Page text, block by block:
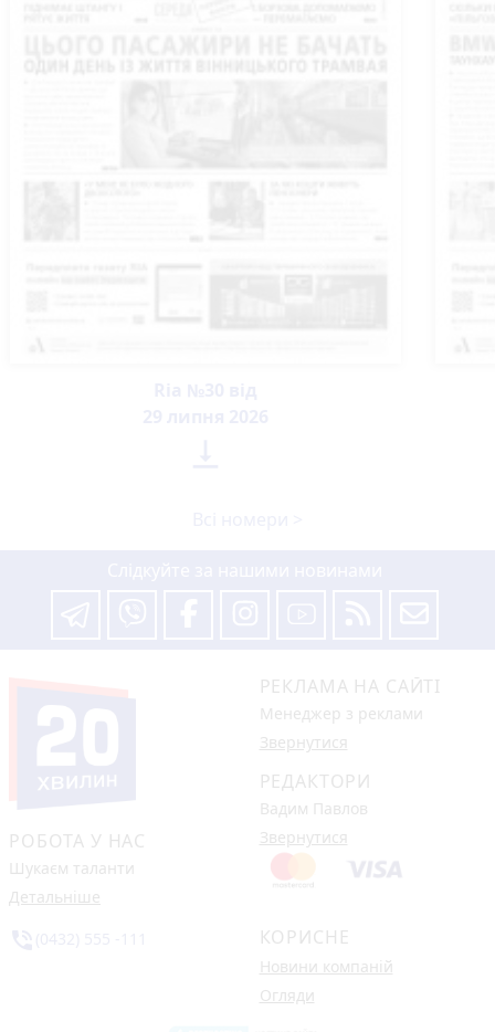
РОБОТА У НАС
Шукаєм таланти
Детальніше
РЕКЛАМА НА САЙТІ
Менеджер з реклами
Звернутися
РЕДАКТОРИ
Вадим Павлов
Звернутися
КОРИСНЕ
Новини компаній
Огляди